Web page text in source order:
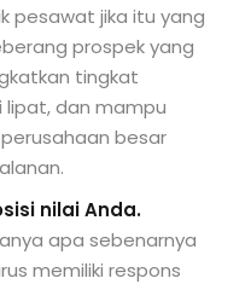
pesawat jika itu yang
prospek yang
tingkat
lipat, dan mampu
besar
nilai Anda.
apa sebenarnya
memiliki respons